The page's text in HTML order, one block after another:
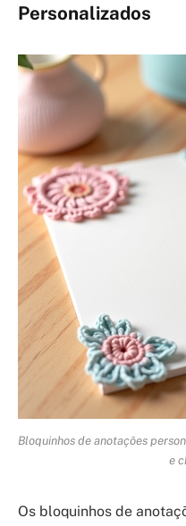
Personalizados
Bloquinhos de anotações
e
Os bloquinhos de